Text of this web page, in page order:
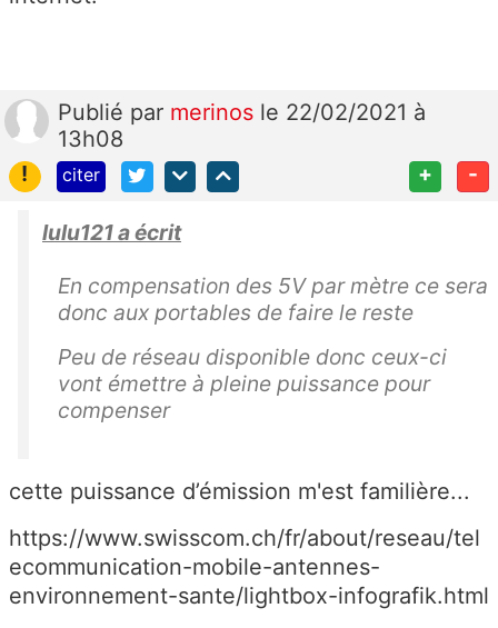
Publié par merinos le 22/02/2021 à
13h08
!
citer + -
lulu121 a écrit
En compensation des 5V par mètre ce sera
donc aux portables de faire le reste
Peu de réseau disponible donc ceux-ci
vont émettre à pleine puissance pour
compenser
cette puissance d’émission m'est familière...
https://www.swisscom.ch/fr/about/reseau/tel
ecommunication-mobile-antennes-
environnement-sante/lightbox-infografik.html